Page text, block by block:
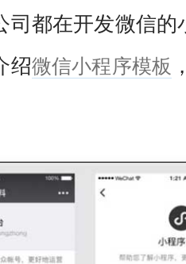
司都在开发微信的
绍微信小程序模板